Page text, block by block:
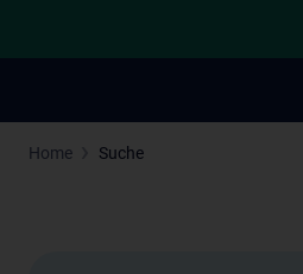
Home Suche